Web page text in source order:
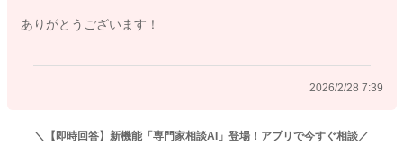
乳の授乳間隔が開いてしまうようになることもあると思いま
い時には控えていただく方がいいように思います。
ありがとうございます！
2026/2/28 7:39
＼【即時回答】新機能「専門家相談AI」登場！アプリで今すぐ相談／